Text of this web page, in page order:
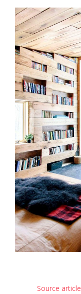
Source article